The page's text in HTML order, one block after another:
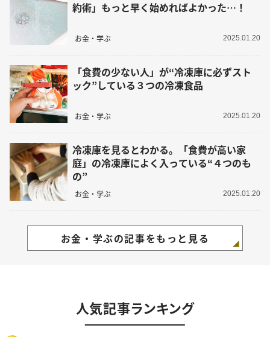
約術」もっと早く始めればよかった…！
お金・学ぶ 2025.01.20
「食費の少ない人」が“冷凍庫に必ずスト
ック”している３つの冷凍食品
お金・学ぶ 2025.01.20
冷凍庫を見るとわかる。「食費が高い家
庭」の冷凍庫によく入っている“４つのも
の”
お金・学ぶ 2025.01.20
お金・学ぶの記事をもっと見る
人気記事ランキング